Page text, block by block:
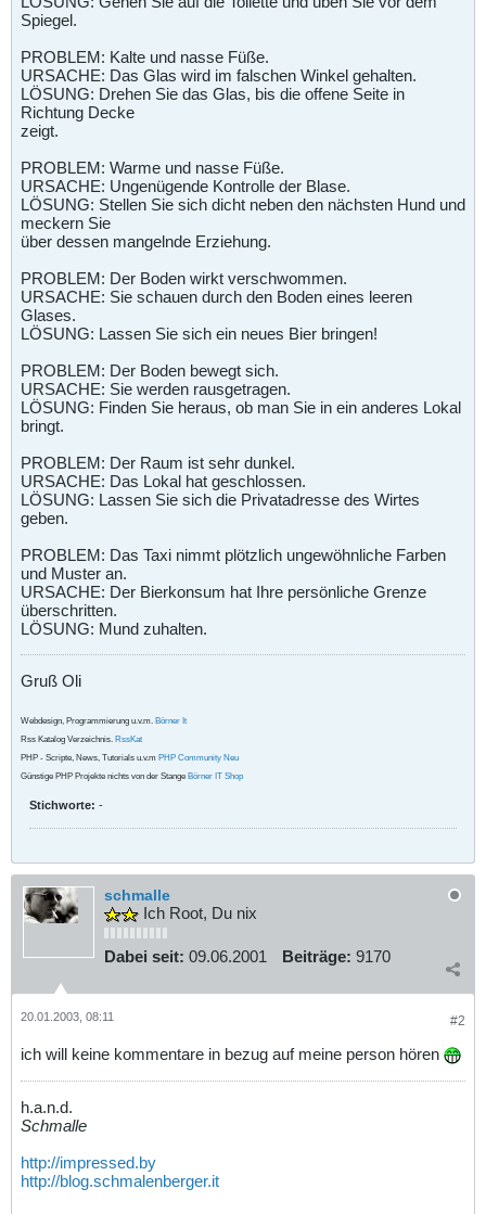
Spiegel.
PROBLEM: Kalte und nasse Füße.
URSACHE: Das Glas wird im falschen Winkel gehalten.
LÖSUNG: Drehen Sie das Glas, bis die offene Seite in
Richtung Decke
zeigt.
PROBLEM: Warme und nasse Füße.
URSACHE: Ungenügende Kontrolle der Blase.
LÖSUNG: Stellen Sie sich dicht neben den nächsten Hund und
meckern Sie
über dessen mangelnde Erziehung.
PROBLEM: Der Boden wirkt verschwommen.
URSACHE: Sie schauen durch den Boden eines leeren
Glases.
LÖSUNG: Lassen Sie sich ein neues Bier bringen!
PROBLEM: Der Boden bewegt sich.
URSACHE: Sie werden rausgetragen.
LÖSUNG: Finden Sie heraus, ob man Sie in ein anderes Lokal
bringt.
PROBLEM: Der Raum ist sehr dunkel.
URSACHE: Das Lokal hat geschlossen.
LÖSUNG: Lassen Sie sich die Privatadresse des Wirtes
geben.
PROBLEM: Das Taxi nimmt plötzlich ungewöhnliche Farben
und Muster an.
URSACHE: Der Bierkonsum hat Ihre persönliche Grenze
überschritten.
LÖSUNG: Mund zuhalten.
Gruß Oli
Webdesign, Programmierung u.v.m. Börner It
Rss Katalog Verzeichnis. RssKat
PHP - Scripte, News, Tutorials u.v.m PHP Community Neu
Günstige PHP Projekte nichts von der Stange Börner IT Shop
Stichworte: -
schmalle
Ich Root, Du nix
Dabei seit: 09.06.2001 Beiträge: 9170
#2
20.01.2003, 08:11
ich will keine kommentare in bezug auf meine person hören
h.a.n.d.
Schmalle
http://impressed.by
http://blog.schmalenberger.it